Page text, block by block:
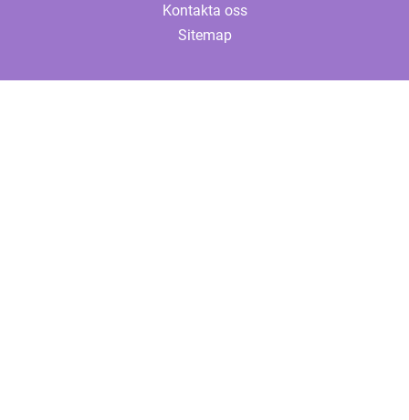
Kontakta oss
Sitemap